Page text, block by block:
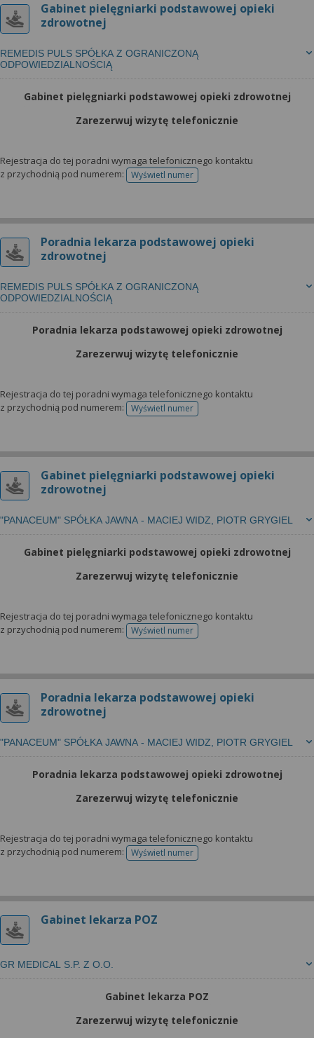
Gabinet pielęgniarki podstawowej opieki
zdrowotnej
REMEDIS PULS SPÓŁKA Z OGRANICZONĄ
ODPOWIEDZIALNOŚCIĄ
Gabinet pielęgniarki podstawowej opieki zdrowotnej
Zarezerwuj wizytę telefonicznie
Rejestracja do tej poradni wymaga telefonicznego kontaktu
z przychodnią pod numerem:
Wyświetl numertelefonu do rejestracji
Poradnia lekarza podstawowej opieki
zdrowotnej
REMEDIS PULS SPÓŁKA Z OGRANICZONĄ
ODPOWIEDZIALNOŚCIĄ
Poradnia lekarza podstawowej opieki zdrowotnej
Zarezerwuj wizytę telefonicznie
Rejestracja do tej poradni wymaga telefonicznego kontaktu
z przychodnią pod numerem:
Wyświetl numertelefonu do rejestracji
Gabinet pielęgniarki podstawowej opieki
zdrowotnej
"PANACEUM" SPÓŁKA JAWNA - MACIEJ WIDZ, PIOTR GRYGIEL
Gabinet pielęgniarki podstawowej opieki zdrowotnej
Zarezerwuj wizytę telefonicznie
Rejestracja do tej poradni wymaga telefonicznego kontaktu
z przychodnią pod numerem:
Wyświetl numertelefonu do rejestracji
Poradnia lekarza podstawowej opieki
zdrowotnej
"PANACEUM" SPÓŁKA JAWNA - MACIEJ WIDZ, PIOTR GRYGIEL
Poradnia lekarza podstawowej opieki zdrowotnej
Zarezerwuj wizytę telefonicznie
Rejestracja do tej poradni wymaga telefonicznego kontaktu
z przychodnią pod numerem:
Wyświetl numertelefonu do rejestracji
Gabinet lekarza POZ
GR MEDICAL S.P. Z O.O.
Gabinet lekarza POZ
Zarezerwuj wizytę telefonicznie